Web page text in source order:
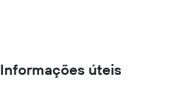
Informações úteis